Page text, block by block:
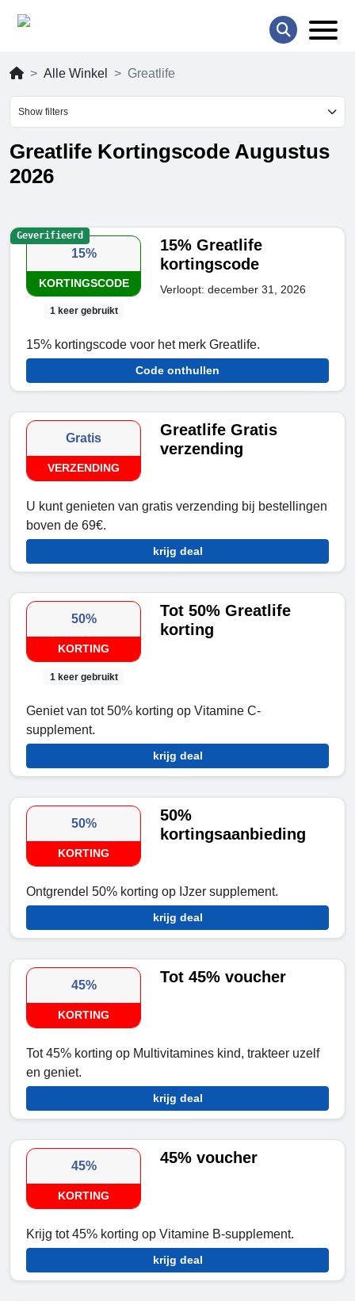
Alle Winkel Greatlife
Show filters
Greatlife Kortingscode Augustus
2026
15%
KORTINGSCODE
1 keer gebruikt
15% Greatlife
kortingscode
Verloopt: december 31, 2026
15% kortingscode voor het merk Greatlife.
Code onthullen
Geverifieerd
Gratis
VERZENDING
Greatlife Gratis
verzending
U kunt genieten van gratis verzending bij bestellingen
boven de 69€.
krijg deal
50%
KORTING
1 keer gebruikt
Tot 50% Greatlife
korting
Geniet van tot 50% korting op Vitamine C-
supplement.
krijg deal
50%
KORTING
50%
kortingsaanbieding
Ontgrendel 50% korting op IJzer supplement.
krijg deal
45%
KORTING
Tot 45% voucher
Tot 45% korting op Multivitamines kind, trakteer uzelf
en geniet.
krijg deal
45%
KORTING
45% voucher
Krijg tot 45% korting op Vitamine B-supplement.
krijg deal